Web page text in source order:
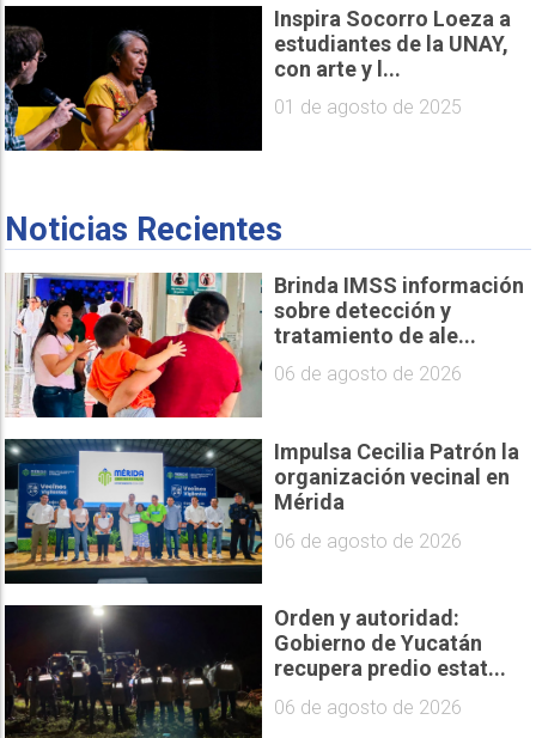
Inspira Socorro Loeza a
estudiantes de la UNAY,
con arte y l...
01 de agosto de 2025
Noticias Recientes
Brinda IMSS información
sobre detección y
tratamiento de ale...
06 de agosto de 2026
Impulsa Cecilia Patrón la
organización vecinal en
Mérida
06 de agosto de 2026
Orden y autoridad:
Gobierno de Yucatán
recupera predio estat...
06 de agosto de 2026